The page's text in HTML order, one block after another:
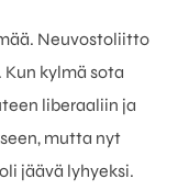
Neuvostoliitto
kylmä sota
liberaaliin ja
mutta nyt
jäävä lyhyeksi.